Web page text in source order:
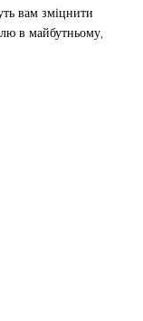
вам зміцнити
в майбутньому,